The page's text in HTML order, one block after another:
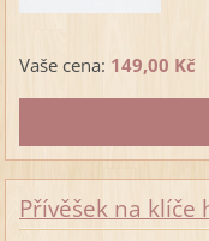
Vaše cena: 149,00 Kč
Přívěšek na klíče